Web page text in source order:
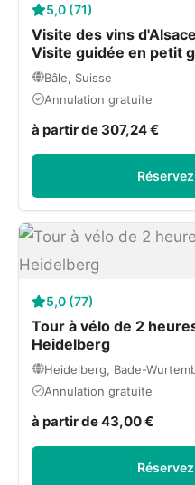
5,0 (71)
Visite des vins
Visite guidée en petit
Bâle, Suisse
Annulation gratuite
à partir de 307,24 €
5,0 (77)
Tour à vélo de 2
Heidelberg
Heidelberg, Bade-
Annulation gratuite
à partir de 43,00 €